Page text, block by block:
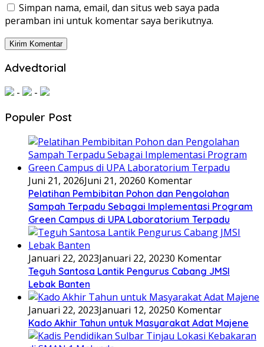
Simpan nama, email, dan situs web saya pada
peramban ini untuk komentar saya berikutnya.
Advedtorial
- -
Populer Post
Juni 21, 2026Juni 21, 20260 Komentar
Pelatihan Pembibitan Pohon dan Pengolahan
Sampah Terpadu Sebagai Implementasi Program
Green Campus di UPA Laboratorium Terpadu
Januari 22, 2023Januari 22, 20230 Komentar
Teguh Santosa Lantik Pengurus Cabang JMSI
Lebak Banten
Januari 22, 2023Januari 12, 20250 Komentar
Kado Akhir Tahun untuk Masyarakat Adat Majene